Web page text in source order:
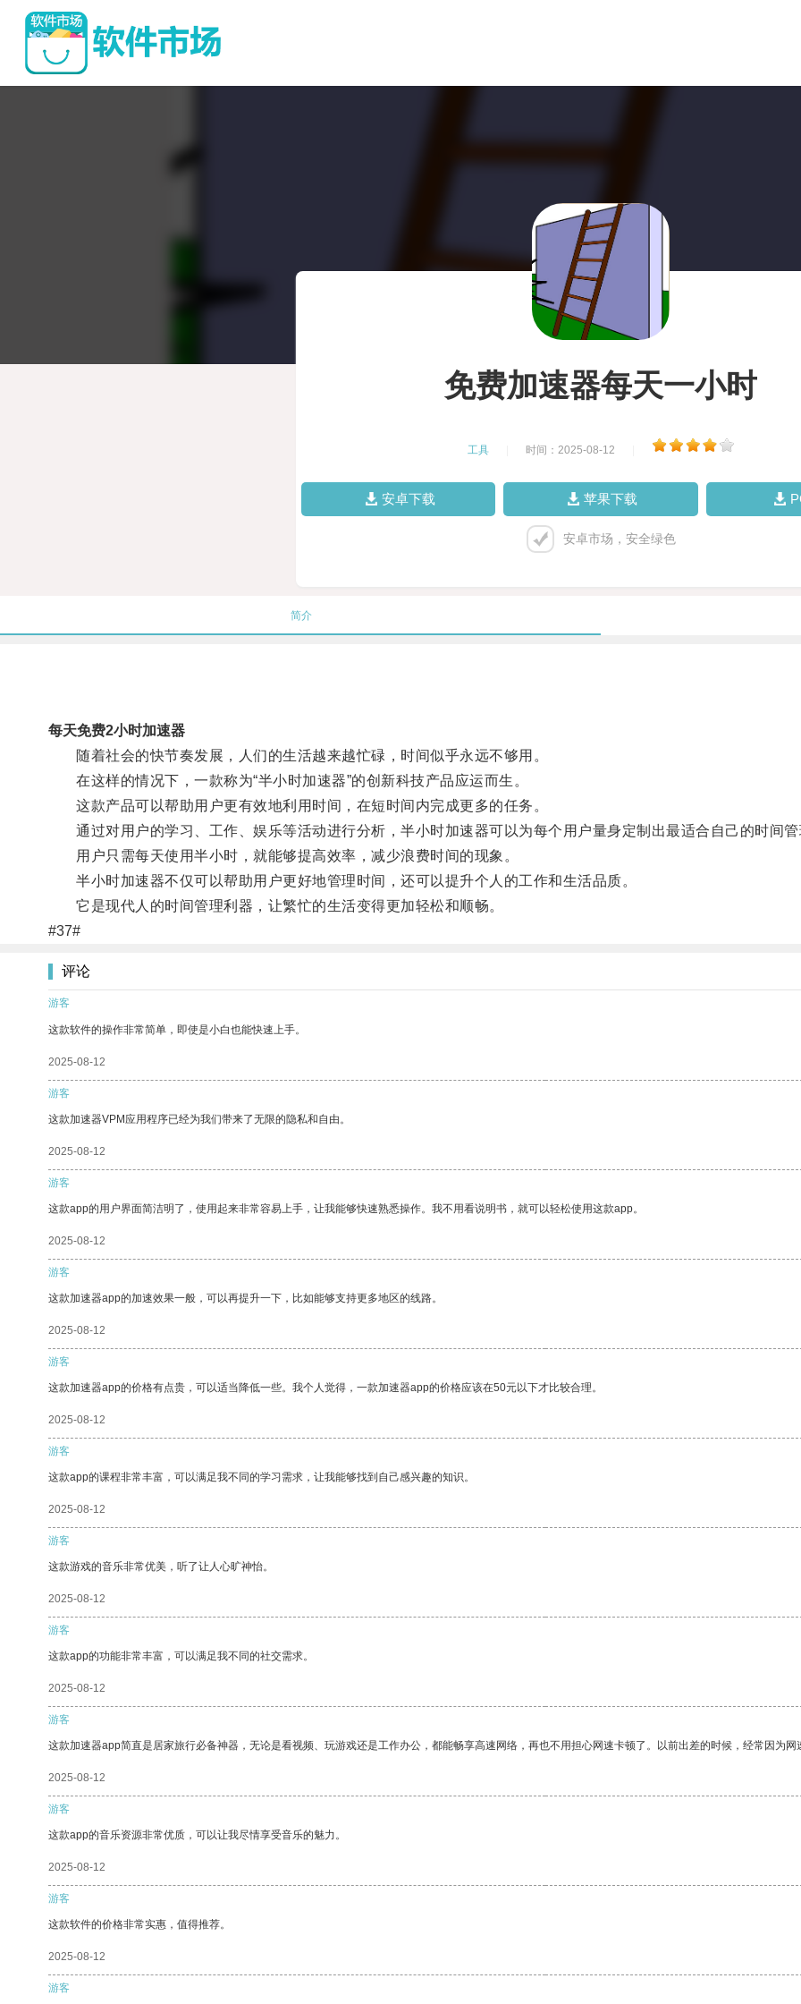
免费加速器每天一小时
工具 时间：2025-08-12
安卓下载 苹果下载
安卓市场，安全绿色
简介
每天免费2小时加速器
随着社会的快节奏发展，人们的生活越来越忙碌，时间似乎永远不够用。
在这样的情况下，一款称为“半小时加速器”的创新科技产品应运而生。
这款产品可以帮助用户更有效地利用时间，在短时间内完成更多的任务。
通过对用户的学习、工作、娱乐等活动进行分析，半小时加速器可以为每个用户量身定制出最适合自己的时间管
用户只需每天使用半小时，就能够提高效率，减少浪费时间的现象。
半小时加速器不仅可以帮助用户更好地管理时间，还可以提升个人的工作和生活品质。
它是现代人的时间管理利器，让繁忙的生活变得更加轻松和顺畅。
#37#
评论
游客
这款软件的操作非常简单，即使是小白也能快速上手。
2025-08-12
游客
这款加速器VPM应用程序已经为我们带来了无限的隐私和自由。
2025-08-12
游客
这款app的用户界面简洁明了，使用起来非常容易上手，让我能够快速熟悉操作。我不用看说明书，就可以轻松使用这款app。
2025-08-12
游客
这款加速器app的加速效果一般，可以再提升一下，比如能够支持更多地区的线路。
2025-08-12
游客
这款加速器app的价格有点贵，可以适当降低一些。我个人觉得，一款加速器app的价格应该在50元以下才比较合理。
2025-08-12
游客
这款app的课程非常丰富，可以满足我不同的学习需求，让我能够找到自己感兴趣的知识。
2025-08-12
游客
这款游戏的音乐非常优美，听了让人心旷神怡。
2025-08-12
游客
这款app的功能非常丰富，可以满足我不同的社交需求。
2025-08-12
游客
这款加速器app简直是居家旅行必备神器，无论是看视频、玩游戏还是工作办公，都能畅享高速网络，再也不用担心网速卡顿了。以前出差的时候，经常因为
2025-08-12
游客
这款app的音乐资源非常优质，可以让我尽情享受音乐的魅力。
2025-08-12
游客
这款软件的价格非常实惠，值得推荐。
2025-08-12
游客